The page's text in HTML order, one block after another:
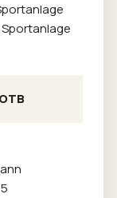
Sportanlage